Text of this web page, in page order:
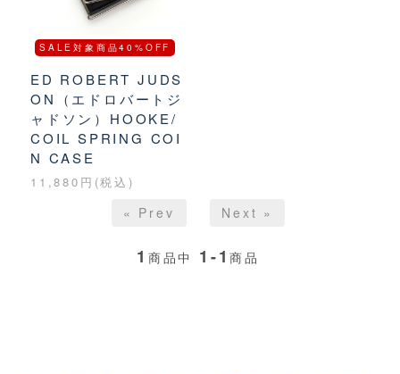
SALE対象商品40%OFF
ED ROBERT JUDS
ON（エドロバートジ
ャドソン）HOOKE/
COIL SPRING COI
N CASE
11,880円(税込)
« Prev Next »
1 商品中 1-1商品